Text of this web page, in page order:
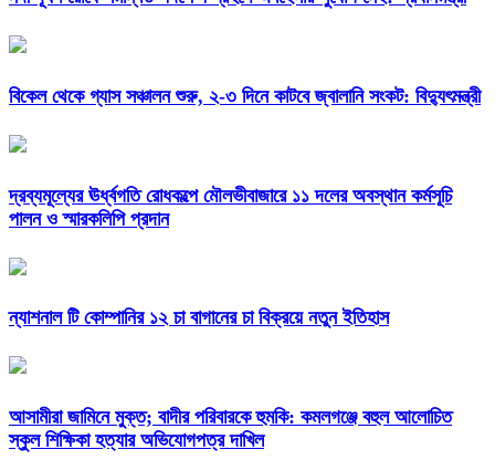
বিকেল থেকে গ্যাস সঞ্চালন শুরু, ২-৩ দিনে কাটবে জ্বালানি সংকট: বিদ্যুৎমন্ত্রী
দ্রব্যমূল্যের ঊর্ধ্বগতি রোধকল্পে মৌলভীবাজারে ১১ দলের অবস্থান কর্মসূচি
পালন ও স্মারকলিপি প্রদান
ন্যাশনাল টি কোম্পানির ১২ চা বাগানের চা বিক্রয়ে নতুন ইতিহাস
আসামীরা জামিনে মুক্ত; বাদীর পরিবারকে হুমকি: কমলগঞ্জে বহুল আলোচিত
স্কুল শিক্ষিকা হত্যার অভিযোগপত্র দাখিল